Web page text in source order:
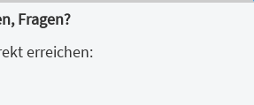
Fragen?
erreichen: